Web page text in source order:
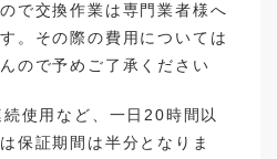
で交換作業は専門業者様へ
。その際の費用については
ので予めご了承ください
使用など、一日20時間以
保証期間は半分となりま